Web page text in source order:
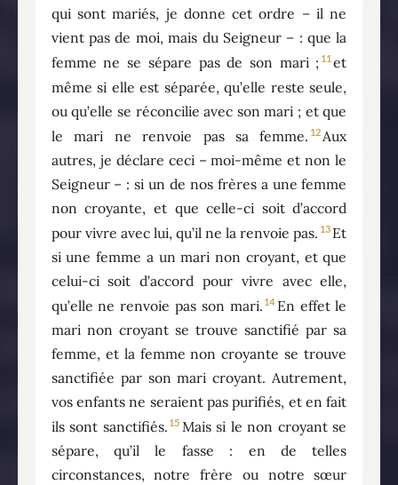
qui sont mariés, je donne cet ordre – il ne
vient pas de moi, mais du Seigneur – : que la
femme ne se sépare pas de son mari ; 11 et
même si elle est séparée, qu’elle reste seule,
ou qu’elle se réconcilie avec son mari ; et que
le mari ne renvoie pas sa femme. 12 Aux
autres, je déclare ceci – moi-même et non le
Seigneur – : si un de nos frères a une femme
non croyante, et que celle-ci soit d’accord
pour vivre avec lui, qu’il ne la renvoie pas. 13 Et
si une femme a un mari non croyant, et que
celui-ci soit d’accord pour vivre avec elle,
qu’elle ne renvoie pas son mari. 14 En effet le
mari non croyant se trouve sanctifié par sa
femme, et la femme non croyante se trouve
sanctifiée par son mari croyant. Autrement,
vos enfants ne seraient pas purifiés, et en fait
ils sont sanctifiés. 15 Mais si le non croyant se
sépare, qu’il le fasse : en de telles
circonstances, notre frère ou notre sœur